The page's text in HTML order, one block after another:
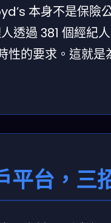
本身不是保險
透過 381 個經紀
的要求。這就
平台，三